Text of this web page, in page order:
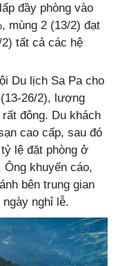
đầy phòng vào
mùng 2 (13/2) đạt
tất cả các hệ
Du lịch Sa Pa cho
26/2), lượng
đông. Du khách
cao cấp, sau đó
lệ đặt phòng ở
khuyến cáo,
bên trung gian
ngày nghỉ lễ.